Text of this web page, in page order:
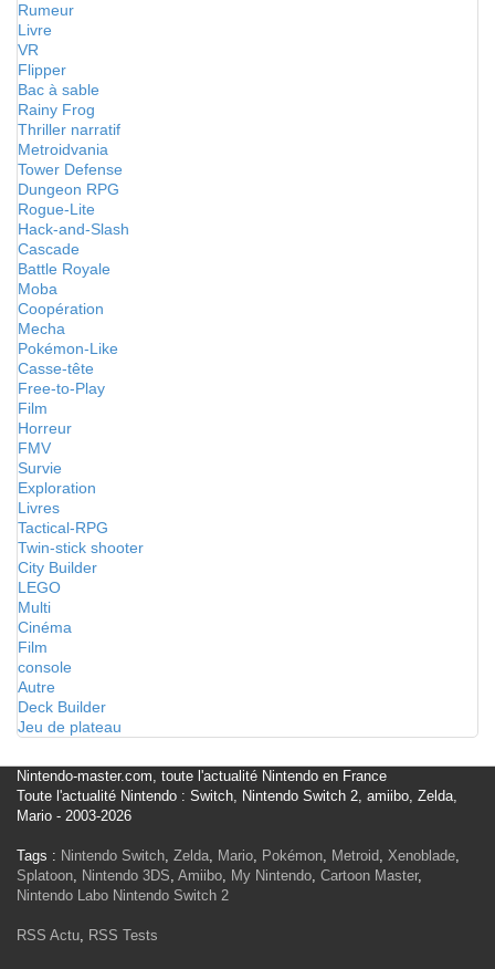
Rumeur
Livre
VR
Flipper
Bac à sable
Rainy Frog
Thriller narratif
Metroidvania
Tower Defense
Dungeon RPG
Rogue-Lite
Hack-and-Slash
Cascade
Battle Royale
Moba
Coopération
Mecha
Pokémon-Like
Casse-tête
Free-to-Play
Film
Horreur
FMV
Survie
Exploration
Livres
Tactical-RPG
Twin-stick shooter
City Builder
LEGO
Multi
Cinéma
Film
console
Autre
Deck Builder
Jeu de plateau
Nintendo-master.com, toute l'actualité Nintendo en France
Toute l'actualité Nintendo : Switch, Nintendo Switch 2, amiibo, Zelda,
Mario - 2003-2026
Tags : Nintendo Switch, Zelda, Mario, Pokémon, Metroid, Xenoblade,
Splatoon, Nintendo 3DS, Amiibo, My Nintendo, Cartoon Master,
Nintendo Labo Nintendo Switch 2
RSS Actu, RSS Tests